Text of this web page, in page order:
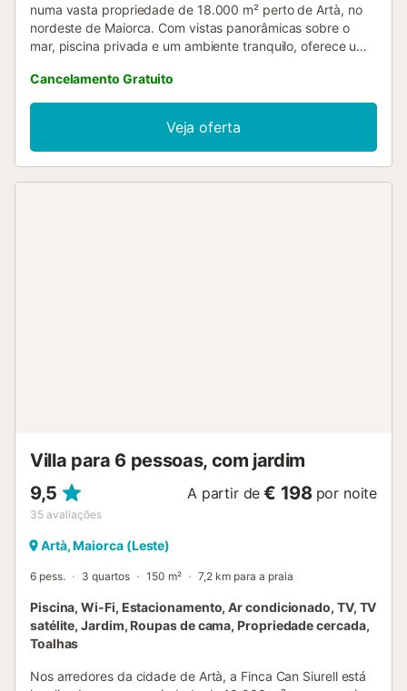
numa vasta propriedade de 18.000 m² perto de Artà, no
nordeste de Maiorca. Com vistas panorâmicas sobre o
mar, piscina privada e um ambiente tranquilo, oferece um
dispõem de ar condicionado para noites confortáveis.
Tenham em atenção que a sala principal não tem ar
condicionado — recomendamos que aproveitem o terraço
sombreado nas horas mais quentes da tarde. No exterior,
a zona da piscina conta com grandes chapéus de sol para
Cancelamento Gratuito
Veja oferta
Villa para 6 pessoas, com jardim
9,5
35 avaliações
A partir de € 198 por noite
Artà, Maiorca (Leste)
6 pess. 3 quartos 150 m² 7,2 km para a praia
Piscina, Wi-Fi, Estacionamento, Ar condicionado, TV, TV
satélite, Jardim, Roupas de cama, Propriedade cercada,
Toalhas
Nos arredores da cidade de Artà, a Finca Can Siurell está